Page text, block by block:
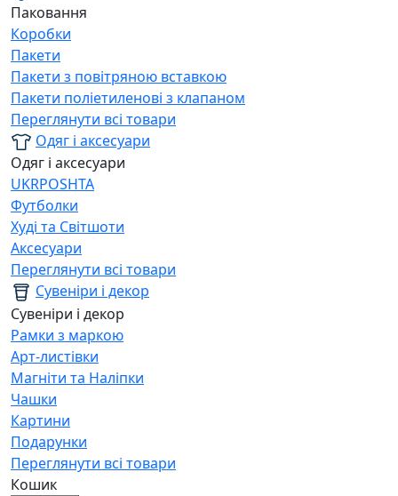
Паковання
Коробки
Пакети
Пакети з повітряною вставкою
Пакети поліетиленові з клапаном
Переглянути всі товари
Одяг і аксесуари
Одяг і аксесуари
UKRPOSHTA
Футболки
Худі та Світшоти
Аксесуари
Переглянути всі товари
Сувеніри і декор
Сувеніри і декор
Рамки з маркою
Арт-листівки
Магніти та Наліпки
Чашки
Картини
Подарунки
Переглянути всі товари
Кошик